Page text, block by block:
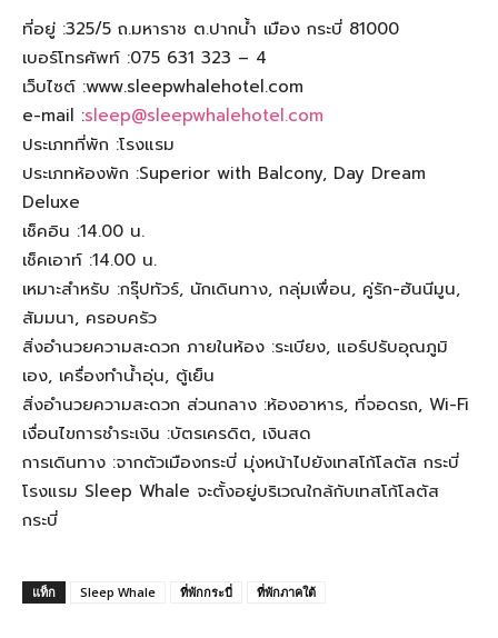
ที่อยู่ :325/5 ถ.มหาราช ต.ปากน้ำ เมือง กระบี่ 81000
เบอร์โทรศัพท์ :075 631 323 – 4
เว็บไซต์ :www.sleepwhalehotel.com
e-mail :sleep@sleepwhalehotel.com
ประเภทที่พัก :โรงแรม
ประเภทห้องพัก :Superior with Balcony, Day Dream
Deluxe
เช็คอิน :14.00 น.
เช็คเอาท์ :14.00 น.
เหมาะสำหรับ :กรุ๊ปทัวร์, นักเดินทาง, กลุ่มเพื่อน, คู่รัก-ฮันนีมูน,
สัมมนา, ครอบครัว
สิ่งอำนวยความสะดวก ภายในห้อง :ระเบียง, แอร์ปรับอุณภูมิ
เอง, เครื่องทำน้ำอุ่น, ตู้เย็น
สิ่งอำนวยความสะดวก ส่วนกลาง :ห้องอาหาร, ที่จอดรถ, Wi-Fi
เงื่อนไขการชำระเงิน :บัตรเครดิต, เงินสด
การเดินทาง :จากตัวเมืองกระบี่ มุ่งหน้าไปยังเทสโก้โลตัส กระบี่
โรงแรม Sleep Whale จะตั้งอยู่บริเวณใกล้กับเทสโก้โลตัส
กระบี่
แท็ก Sleep Whale ที่พักกระบี่ ที่พักภาคใต้